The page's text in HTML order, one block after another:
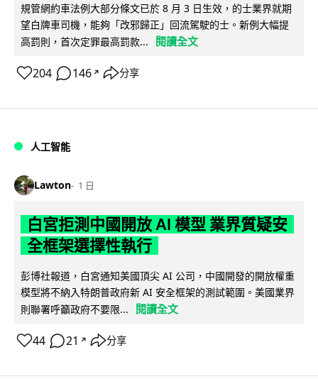
規管網約車法例大部分條文已於 8 月 3 日生效，的士業界就期
望白牌車司機，能夠「改邪歸正」回流駕駛的士。新例大幅提
高罰則，首次定罪最高罰款...
閱讀全文
204 146 ↗ 分享
人工智能
Lawton 1 日
白宮拒測中國開放 AI 模型 業界質疑安
全框架選擇性執行
彭博社報道，白宮通知美國頂尖 AI 公司，中國開發的開放權重
模型將不納入特朗普政府新 AI 安全框架的測試範圍。美國業界
則聯署呼籲政府不要限...
閱讀全文
44 21 ↗ 分享